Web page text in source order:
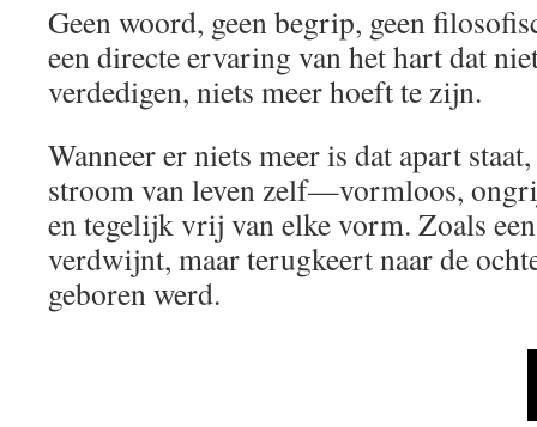
Geen woord, geen begrip, geen
een directe ervaring van het hart dat
verdedigen, niets meer hoeft te zijn.
Wanneer er niets meer is dat apart
stroom van leven zelf—vormloos,
en tegelijk vrij van elke vorm. Zoals
verdwijnt, maar terugkeert naar de
geboren werd.